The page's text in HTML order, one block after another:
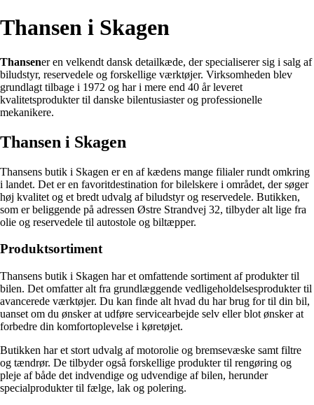
Thansen i Skagen
Thansener en velkendt dansk detailkæde, der specialiserer sig i salg af
biludstyr, reservedele og forskellige værktøjer. Virksomheden blev
grundlagt tilbage i 1972 og har i mere end 40 år leveret
kvalitetsprodukter til danske bilentusiaster og professionelle
mekanikere.
Thansen i Skagen
Thansens butik i Skagen er en af kædens mange filialer rundt omkring
i landet. Det er en favoritdestination for bilelskere i området, der søger
høj kvalitet og et bredt udvalg af biludstyr og reservedele. Butikken,
som er beliggende på adressen Østre Strandvej 32, tilbyder alt lige fra
olie og reservedele til autostole og biltæpper.
Produktsortiment
Thansens butik i Skagen har et omfattende sortiment af produkter til
bilen. Det omfatter alt fra grundlæggende vedligeholdelsesprodukter til
avancerede værktøjer. Du kan finde alt hvad du har brug for til din bil,
uanset om du ønsker at udføre servicearbejde selv eller blot ønsker at
forbedre din komfortoplevelse i køretøjet.
Butikken har et stort udvalg af motorolie og bremsevæske samt filtre
og tændrør. De tilbyder også forskellige produkter til rengøring og
pleje af både det indvendige og udvendige af bilen, herunder
specialprodukter til fælge, lak og polering.